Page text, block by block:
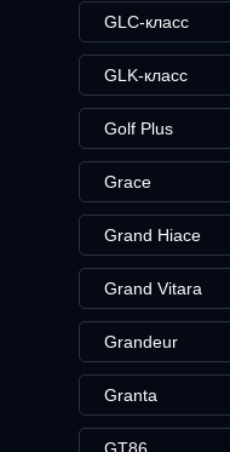
GLC-класс
GLK-класс
Golf Plus
Grace
Grand Hiace
Grand Vitara
Grandeur
Granta